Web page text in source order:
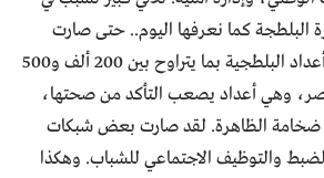
كما نعرفها اليوم.. حتى صارت
بعض الإحصاءات تقدر أعداد البلطجية بما يتراوح بين 200 ألف و500
وهي أعداد يصعب التأكد من صحتها،
ضخامة الظاهرة. لقد صارت بعض شبكات
والتوظيف الاجتماعي للشباب. وهكذا